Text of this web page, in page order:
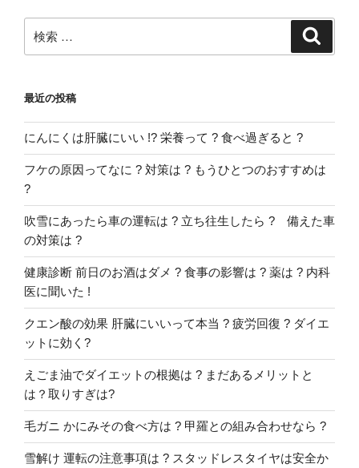
索:
最近の投稿
にんにくは肝臓にいい !? 栄養って ? 食べ過ぎると ?
フケの原因ってなに ? 対策は ? もうひとつのおすすめは
?
吹雪にあったら車の運転は ? 立ち往生したら ? 備えた車
の対策は ?
健康診断 前日のお酒はダメ ? 食事の影響は ? 薬は ? 内科
医に聞いた !
クエン酸の効果 肝臓にいいって本当 ? 疲労回復 ? ダイエ
ットに効く?
えごま油でダイエットの根拠は ? まだあるメリットと
は？取りすぎは?
毛ガニ かにみその食べ方は ? 甲羅との組み合わせなら ?
雪解け 運転の注意事項は ? スタッドレスタイヤは安全か